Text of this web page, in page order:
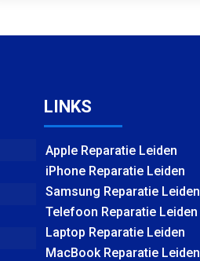
LINKS
Apple Reparatie Leiden
iPhone Reparatie Leiden
Samsung Reparatie Leiden
Telefoon Reparatie Leiden
Laptop Reparatie Leiden
MacBook Reparatie Leiden